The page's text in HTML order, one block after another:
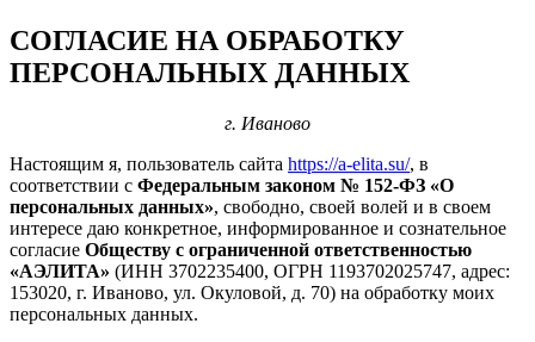
СОГЛАСИЕ НА ОБРАБОТКУ
ПЕРСОНАЛЬНЫХ ДАННЫХ
г. Иваново
Настоящим я, пользователь сайта https://a-elita.su/, в
соответствии с Федеральным законом № 152-ФЗ «О
персональных данных», свободно, своей волей и в своем
интересе даю конкретное, информированное и сознательное
согласие Обществу с ограниченной ответственностью
«АЭЛИТА» (ИНН 3702235400, ОГРН 1193702025747, адрес:
153020, г. Иваново, ул. Окуловой, д. 70) на обработку моих
персональных данных.